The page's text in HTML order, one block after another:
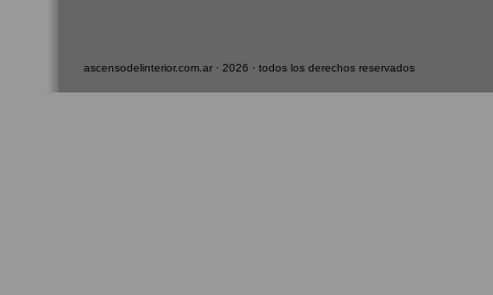
ascensodelinterior.com.ar · 2026 · todos los derechos reservados